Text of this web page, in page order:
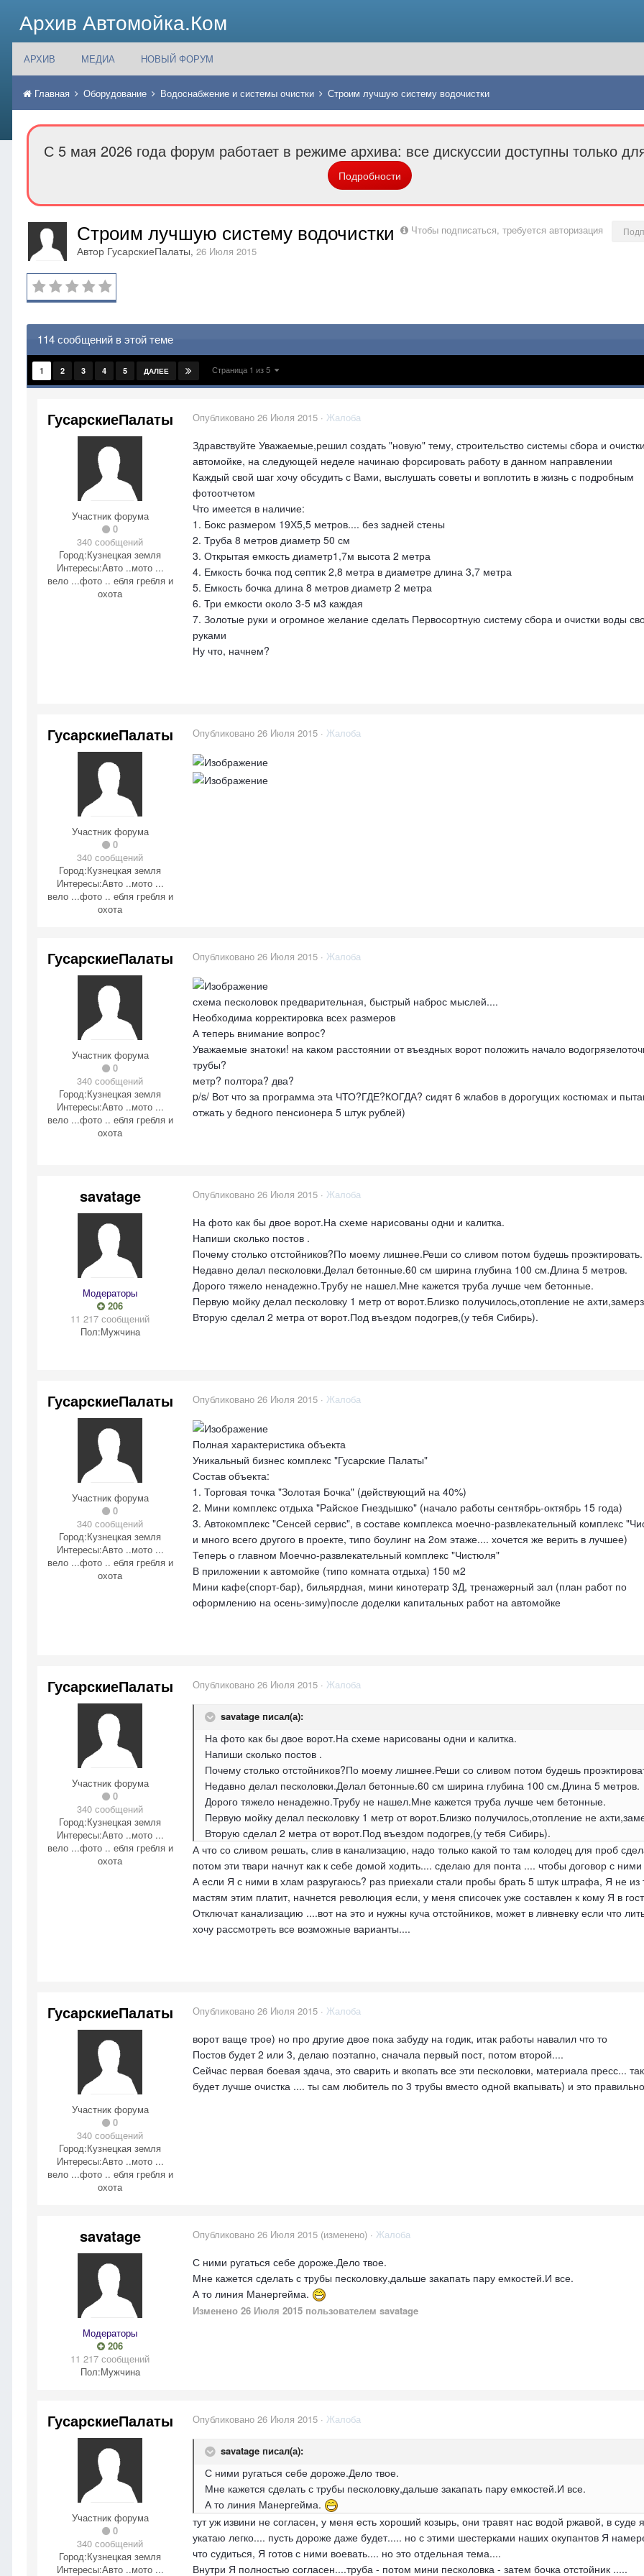
Архив Автомойка.Ком
АРХИВ МЕДИА НОВЫЙ ФОРУМ
Главная Оборудование Водоснабжение и системы очистки Строим лучшую систему водочистки
С 5 мая 2026 года форум работает в режиме архива: все дискуссии доступны только
Подробности
Чтобы подписаться, требуется авторизация
Строим лучшую систему водочистки
Автор ГусарскиеПалаты, 26 Июля 2015
114 сообщений в этой теме
1 2 3 4 5 ДАЛЕЕ Страница 1 из 5
ГусарскиеПалаты
Участник форума
0
340 сообщений
Город:Кузнецкая земля
Интересы:Авто ..мото ...
вело ...фото .. ебля гребля и
охота
Опубликовано 26 Июля 2015 · Жалоба
Здравствуйте Уважаемые,решил создать "новую" тему, строительство системы сбора и
автомойке, на следующей неделе начинаю форсировать работу в данном направлении
Каждый свой шаг хочу обсудить с Вами, выслушать советы и воплотить в жизнь с подробным
фотоотчетом
Что имеется в наличие:
1. Бокс размером 19Х5,5 метров.... без задней стены
2. Труба 8 метров диаметр 50 см
3. Открытая емкость диаметр1,7м высота 2 метра
4. Емкость бочка под септик 2,8 метра в диаметре длина 3,7 метра
5. Емкость бочка длина 8 метров диаметр 2 метра
6. Три емкости около 3-5 м3 каждая
7. Золотые руки и огромное желание сделать Первосортную систему сбора и очистки воды
руками
Ну что, начнем?
ГусарскиеПалаты
Участник форума
0
340 сообщений
Город:Кузнецкая земля
Интересы:Авто ..мото ...
вело ...фото .. ебля гребля и
охота
Опубликовано 26 Июля 2015 · Жалоба
ГусарскиеПалаты
Участник форума
0
340 сообщений
Город:Кузнецкая земля
Интересы:Авто ..мото ...
вело ...фото .. ебля гребля и
охота
Опубликовано 26 Июля 2015 · Жалоба
схема песколовок предварительная, быстрый наброс мыслей....
Необходима корректировка всех размеров
А теперь внимание вопрос?
Уважаемые знатоки! на каком расстоянии от въездных ворот положить начало
трубы?
метр? полтора? два?
p/s/ Вот что за программа эта ЧТО?ГДЕ?КОГДА? сидят 6 жлабов в дорогущих костюмах и
отжать у бедного пенсионера 5 штук рублей)
savatage
Модераторы
206
11 217 сообщений
Пол:Мужчина
Опубликовано 26 Июля 2015 · Жалоба
На фото как бы двое ворот.На схеме нарисованы одни и калитка.
Напиши сколько постов .
Почему столько отстойников?По моему лишнее.Реши со сливом потом будешь проэктировать.
Недавно делал песколовки.Делал бетонные.60 см ширина глубина 100 см.Длина 5 метров.
Дорого тяжело ненадежно.Трубу не нашел.Мне кажется труба лучше чем бетонные.
Первую мойку делал песколовку 1 метр от ворот.Близко получилось,отопление не
Вторую сделал 2 метра от ворот.Под въездом подогрев,(у тебя Сибирь).
ГусарскиеПалаты
Участник форума
0
340 сообщений
Город:Кузнецкая земля
Интересы:Авто ..мото ...
вело ...фото .. ебля гребля и
охота
Опубликовано 26 Июля 2015 · Жалоба
Полная характеристика объекта
Уникальный бизнес комплекс "Гусарские Палаты"
Состав объекта:
1. Торговая точка "Золотая Бочка" (действующий на 40%)
2. Мини комплекс отдыха "Райское Гнездышко" (начало работы сентябрь-октябрь 15 года)
3. Автокомплекс "Сенсей сервис", в составе комплекса моечно-развлекательный комплекс
и много всего другого в проекте, типо боулинг на 2ом этаже.... хочется же верить в лучшее)
Теперь о главном Моечно-развлекательный комплекс "Чистюля"
В приложении к автомойке (типо комната отдыха) 150 м2
Мини кафе(спорт-бар), бильярдная, мини кинотератр 3Д, тренажерный зал (план работ по
оформлению на осень-зиму)после доделки капитальных работ на автомойке
ГусарскиеПалаты
Участник форума
0
340 сообщений
Город:Кузнецкая земля
Интересы:Авто ..мото ...
вело ...фото .. ебля гребля и
охота
Опубликовано 26 Июля 2015 · Жалоба
savatage писал(а):
На фото как бы двое ворот.На схеме нарисованы одни и калитка.
Напиши сколько постов .
Почему столько отстойников?По моему лишнее.Реши со сливом потом будешь
Недавно делал песколовки.Делал бетонные.60 см ширина глубина 100 см.Длина 5 метров.
Дорого тяжело ненадежно.Трубу не нашел.Мне кажется труба лучше чем бетонные.
Первую мойку делал песколовку 1 метр от ворот.Близко получилось,отопление не
Вторую сделал 2 метра от ворот.Под въездом подогрев,(у тебя Сибирь).
А что со сливом решать, слив в канализацию, надо только какой то там колодец для проб
потом эти твари начнут как к себе домой ходить.... сделаю для понта .... чтобы договор с
А если Я с ними в хлам разругаюсь? раз приехали стали пробы брать 5 штук штрафа, Я не из
мастям этим платит, начнется революция если, у меня списочек уже составлен к кому Я в
Отключат канализацию ....вот на это и нужны куча отстойников, может в ливневку если что
хочу рассмотреть все возможные варианты....
ГусарскиеПалаты
Участник форума
0
340 сообщений
Город:Кузнецкая земля
Интересы:Авто ..мото ...
вело ...фото .. ебля гребля и
охота
Опубликовано 26 Июля 2015 · Жалоба
ворот ваще трое) но про другие двое пока забуду на годик, итак работы навалил что то
Постов будет 2 или 3, делаю поэтапно, сначала первый пост, потом второй....
Сейчас первая боевая здача, это сварить и вкопать все эти песколовки, материала пресс...
будет лучше очистка .... ты сам любитель по 3 трубы вместо одной вкапывать) и это
savatage
Модераторы
206
11 217 сообщений
Пол:Мужчина
Опубликовано 26 Июля 2015 (изменено) · Жалоба
С ними ругаться себе дороже.Дело твое.
Мне кажется сделать с трубы песколовку,дальше закапать пару емкостей.И все.
А то линия Манергейма.
Изменено 26 Июля 2015 пользователем savatage
ГусарскиеПалаты
Участник форума
0
340 сообщений
Город:Кузнецкая земля
Интересы:Авто ..мото ...
Опубликовано 26 Июля 2015 · Жалоба
savatage писал(а):
С ними ругаться себе дороже.Дело твое.
Мне кажется сделать с трубы песколовку,дальше закапать пару емкостей.И все.
А то линия Манергейма.
тут уж извини не согласен, у меня есть хороший козырь, они травят нас водой ржавой, в суде
укатаю легко.... пусть дороже даже будет..... но с этими шестерками наших окупантов Я
что судиться, Я готов с ними воевать.... но это отдельная тема....
Внутри Я полностью согласен....труба - потом мини песколовка - затем бочка отстойник .....